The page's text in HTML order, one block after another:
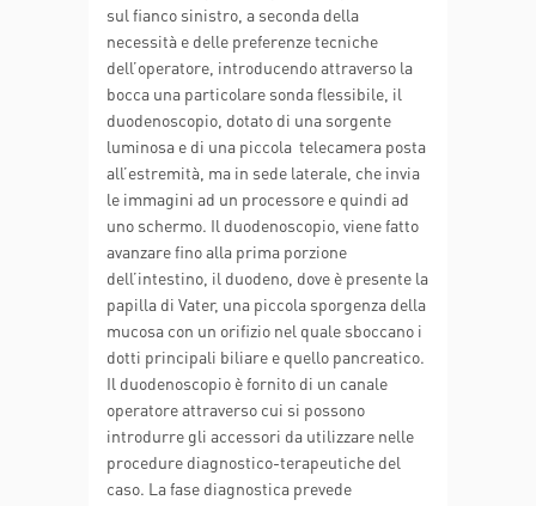
sul fianco sinistro, a seconda della
necessità e delle preferenze tecniche
dell’operatore, introducendo attraverso la
bocca una particolare sonda flessibile, il
duodenoscopio, dotato di una sorgente
luminosa e di una piccola telecamera posta
all’estremità, ma in sede laterale, che invia
le immagini ad un processore e quindi ad
uno schermo. Il duodenoscopio, viene fatto
avanzare fino alla prima porzione
dell’intestino, il duodeno, dove è presente la
papilla di Vater, una piccola sporgenza della
mucosa con un orifizio nel quale sboccano i
dotti principali biliare e quello pancreatico.
Il duodenoscopio è fornito di un canale
operatore attraverso cui si possono
introdurre gli accessori da utilizzare nelle
procedure diagnostico-terapeutiche del
caso. La fase diagnostica prevede